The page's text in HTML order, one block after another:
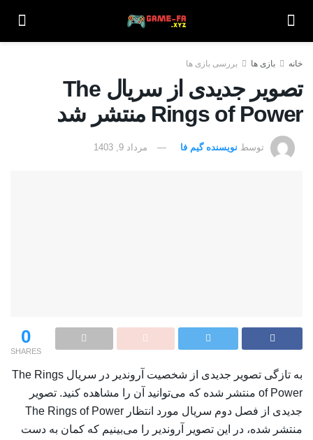
خانه بازی ها بررسی بازی ها
تصویر جدیدی از سریال The
Rings of Power منتشر شد
توسط نویسنده گیم فا مرداد 9, 1403
0
SHARES
به تازگی تصویر جدیدی از شخصیت آروندیر در سریال The Rings
of Power منتشر شده که می‌توانید آن را مشاهده کنید. تصویر
جدیدی از فصل دوم سریال مورد انتظار The Rings of Power
منتشر شده، در این تصویر آروندیر را می‌بینیم که کمان به دست